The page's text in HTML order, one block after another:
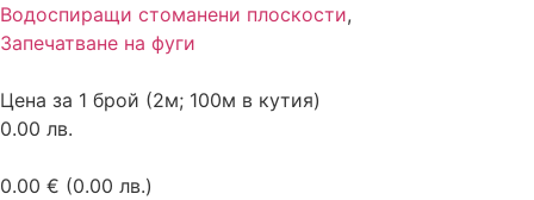
Водоспиращи стоманени плоскости,
Запечатване на фуги
Цена за 1 брой (2м; 100м в кутия)
0.00 лв.
0.00 € (0.00 лв.)